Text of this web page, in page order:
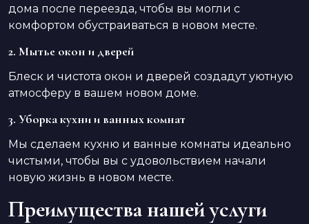
дома после переезда, чтобы вы могли с
комфортом обустраиваться в новом месте.
2. Мытье окон и дверей
Блеск и чистота окон и дверей создадут уютную
атмосферу в вашем новом доме.
3. Уборка кухни и ванных комнат
Мы сделаем кухню и ванные комнаты идеально
чистыми, чтобы вы с удовольствием начали
новую жизнь в новом месте.
Преимущества нашей услуги